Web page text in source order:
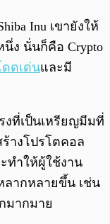
Inu เขายังให้
ง นั่นก็คือ Crypto
ดเด่นและมี
งที่เป็นเหรียญมีมที่
างโปรโตคอล
ทำให้ผู้ใช้งาน
ลากหลายขึ้น เช่น
มากมาย